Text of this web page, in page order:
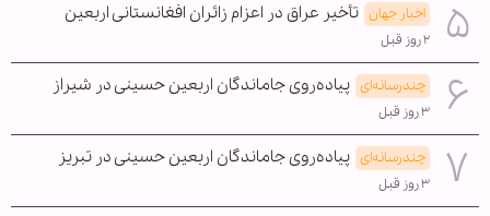
اخبار جهان تأخیر عراق در اعزام زائران افغانستانی اربعین
۲ روز قبل
چندرسانه‌ای پیاده‌روی جاماندگان اربعین حسینی در شیراز
۳ روز قبل
چندرسانه‌ای پیاده‌روی جاماندگان اربعین حسینی در تبریز
۳ روز قبل